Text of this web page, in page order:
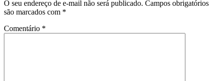
O seu endereço de e-mail não será publicado. Campos obrigatórios
são marcados com *
Comentário *